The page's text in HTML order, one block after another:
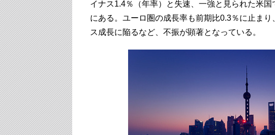
イナス1.4％（年率）と失速、一強と見られた米
にある。ユーロ圏の成長率も前期比0.3％に止ま
ス成長に陥るなど、不振が顕著となっている。